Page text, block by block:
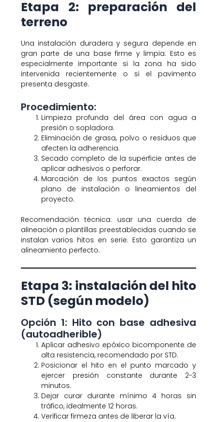
Etapa 2: preparación del
terreno
Una instalación duradera y segura depende en
gran parte de una base firme y limpia. Esto es
especialmente importante si la zona ha sido
intervenida recientemente o si el pavimento
presenta desgaste.
Procedimiento:
Limpieza profunda del área con agua a
presión o sopladora.
Eliminación de grasa, polvo o residuos que
afecten la adherencia.
Secado completo de la superficie antes de
aplicar adhesivos o perforar.
Marcación de los puntos exactos según
plano de instalación o lineamientos del
proyecto.
Recomendación técnica: usar una cuerda de
alineación o plantillas preestablecidas cuando se
instalan varios hitos en serie. Esto garantiza un
alineamiento perfecto.
Etapa 3: instalación del hito
STD (según modelo)
Opción 1: Hito con base adhesiva
(autoadherible)
Aplicar adhesivo epóxico bicomponente de
alta resistencia, recomendado por STD.
Posicionar el hito en el punto marcado y
ejercer presión constante durante 2-3
minutos.
Dejar curar durante mínimo 4 horas sin
tráfico, idealmente 12 horas.
Verificar firmeza antes de liberar la vía.